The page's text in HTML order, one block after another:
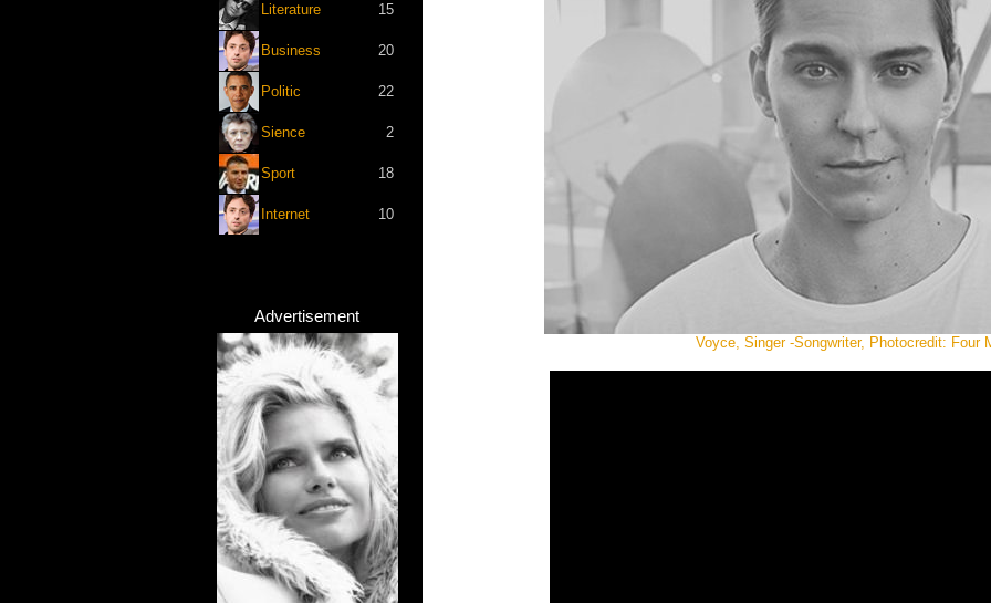
Literature 15
Business 20
Politic 22
Sience 2
Sport 18
Internet 10
Advertisement
Voyce, Singer -Songwriter, Photocredit: Four